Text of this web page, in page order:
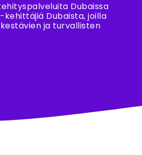
Dubaissa
Dubaista, joilla
ja turvallisten